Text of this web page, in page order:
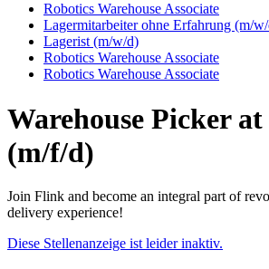
Robotics Warehouse Associate
Lagermitarbeiter ohne Erfahrung (m/
Lagerist (m/w/d)
Robotics Warehouse Associate
Robotics Warehouse Associate
Warehouse Picker
(m/f/d)
Join Flink and become an integral part of
delivery experience!
Diese Stellenanzeige ist leider inaktiv.